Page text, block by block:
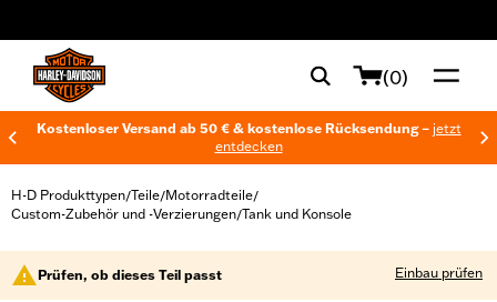
(0)
Kostenloser Versand ab 50 € & kostenlose Rücksendung – jetzt
entdecken
H-D Produkttypen/Teile/Motorradteile/
Custom-Zubehör und -Verzierungen/Tank und Konsole
Prüfen, ob dieses Teil passt Einbau prüfen